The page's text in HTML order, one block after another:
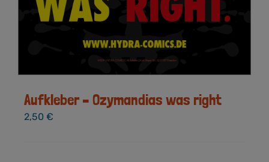
Aufkleber – Ozymandias was right
2,50 €